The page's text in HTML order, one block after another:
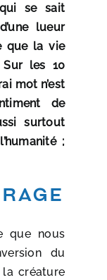
qui se sait
lueur
que la vie
Sur les 10
mot n’est
de
surtout
;
que nous
du
créature